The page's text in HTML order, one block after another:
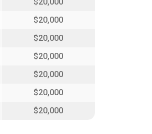
$20,000
$20,000
$20,000
$20,000
$20,000
$20,000